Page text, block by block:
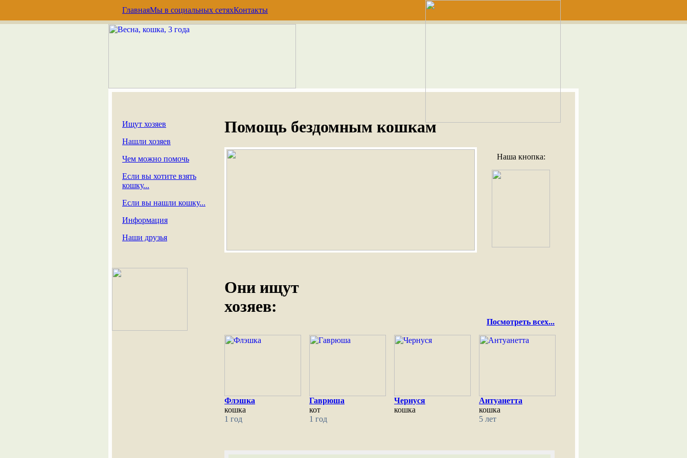
ГлавнаяМы в социальных сетяхКонтакты
Ищут хозяев
Нашли хозяев
Чем можно помочь
Если вы хотите взять
кошку...
Если вы нашли кошку...
Информация
Наши друзья
Помощь бездомным кошкам
Наша кнопка:
Они ищут
хозяев:
Посмотреть всех...
Флэшка
кошка
1 год
Гаврюша
кот
1 год
Чернуся
кошка
Антуанетта
кошка
5 лет